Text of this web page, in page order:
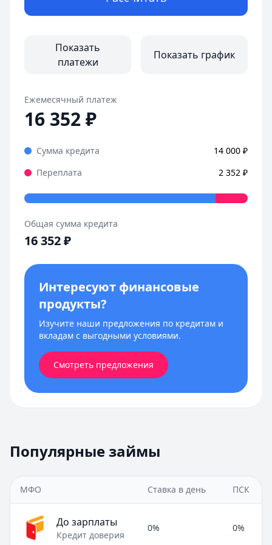
Показать
платежи
Показать график
Ежемесячный платеж
16 352₽
Сумма кредита 14 000 ₽
Переплата
2 352 ₽
Общая сумма кредита
16 352₽
Интересуют финансовые
продукты?
Изучите наши предложения по кредитам и
вкладам с выгодными условиями.
Смотреть предложения
Популярные займы
МФО Ставка в день ПСК
До зарплаты
Кредит доверия
0% 0%